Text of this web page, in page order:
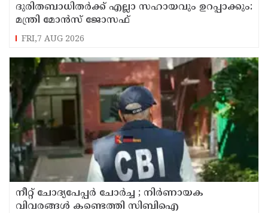
ദുരിതബാധിതർക്ക് എല്ലാ സഹായവും ഉറപ്പാക്കും:
മന്ത്രി മോൻസ് ജോസഫ്
FRI,7 AUG 2026
നീറ്റ് ചോദ്യപേപ്പർ ചോർച്ച ; നിർണായക
വിവരങ്ങൾ കണ്ടെത്തി സിബിഐ